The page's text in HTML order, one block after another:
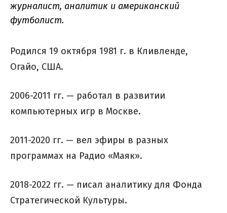
журналист, аналитик и американский
футболист.
Родился 19 октября 1981 г. в Кливленде,
Огайо, США.
2006-2011 гг. — работал в развитии
компьютерных игр в Москве.
2011-2020 гг. — вел эфиры в разных
программах на Радио «Маяк».
2018-2022 гг. — писал аналитику для Фонда
Стратегической Культуры.